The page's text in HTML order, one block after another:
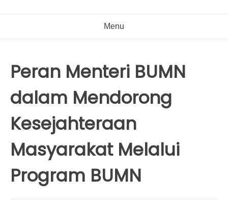
Menu
Peran Menteri BUMN
dalam Mendorong
Kesejahteraan
Masyarakat Melalui
Program BUMN